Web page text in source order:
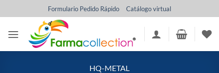
al
contenido
Formulario Pedido Rápido Catálogo virtual
HQ-METAL